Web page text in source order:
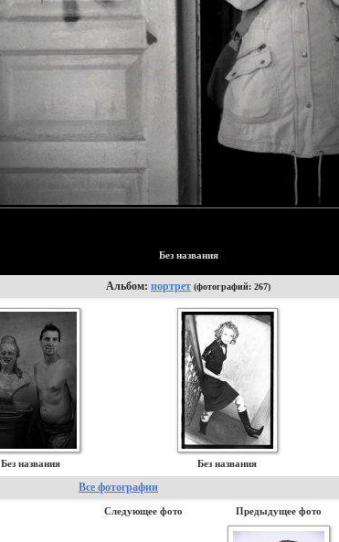
Без названия
Альбом: портрет (фотографий: 267)
Без названия Без названия
Все фотографии
Следующее фото Предыдущее фото